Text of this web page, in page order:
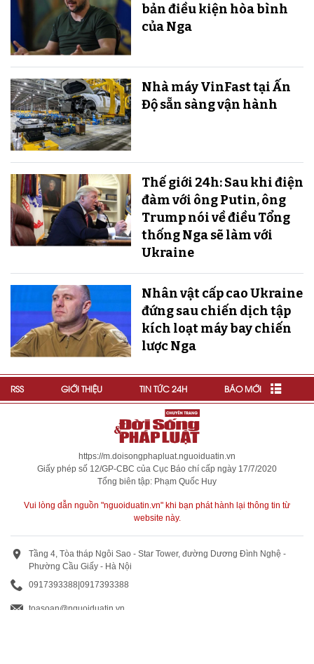
bản điều kiện hòa bình
của Nga
Nhà máy VinFast tại Ấn
Độ sẵn sàng v​​​​​​​ận hành
Thế giới 24h: Sau khi điện
đàm với ông Putin, ông
Trump nói về điều Tổng
thống Nga sẽ làm với
Ukraine
Nhân vật cấp cao Ukraine
đứng sau chiến dịch tập
kích loạt máy bay chiến
lược Nga
RSS GIỚI THIỆU TIN TỨC 24H BÁO MỚI
https://m.doisongphapluat.nguoiduatin.vn
Giấy phép số 12/GP-CBC của Cục Báo chí cấp ngày 17/7/2020
Tổng biên tập: Phạm Quốc Huy
Vui lòng dẫn nguồn "nguoiduatin.vn" khi bạn phát hành lại thông tin từ
website này.
Tầng 4, Tòa tháp Ngôi Sao - Star Tower, đường Dương Đình Nghệ -
Phường Cầu Giấy - Hà Nội
0917393388|0917393388
toasoan@nguoiduatin.vn